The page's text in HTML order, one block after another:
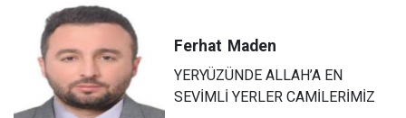
Ferhat Maden
YERYÜZÜNDE ALLAH’A EN
SEVİMLİ YERLER CAMİLERİMİZ